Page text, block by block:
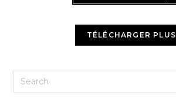
TÉLÉCHARGER PLUS